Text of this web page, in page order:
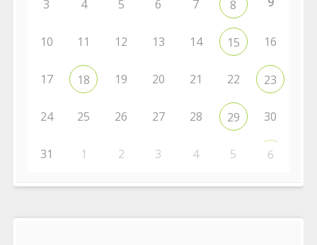
3 4 5 6 7 8
10 11 12 13 14 15 16
17 18 19 20 21 22 23
24 25 26 27 28 29 30
31 1 2 3 4 5 6